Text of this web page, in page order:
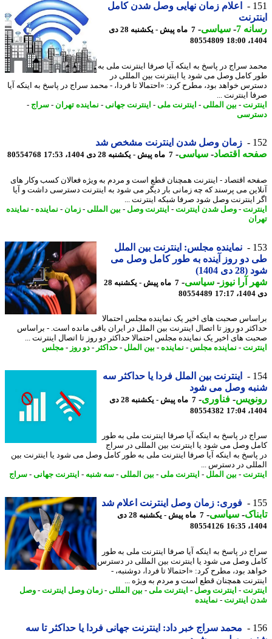
اعلام زمان نهایی وصل شدن کامل
7
-سیاسی-
7 ماه پیش - یکشنبه 28 دی
80554809
سراج در پاسخ به اینکه آیا صرفا اینترنت ملی به
کامل وصل می شود یا اینترنت بین المللی در
خواهد بود، مطرح کرد: «احتمالا تا فردا، - محمد سراج در پاسخ به اینکه آیا
اینترنت ...
-بین المللی-اینترنت ملی -اینترنت جهانی-نماینده تهران- سراج-
زمان وصل شدن اینترنت مشخص شد
اقتصاد-سیاسی-7 ماه پیش - یکشنبه 28 دی 1404، 17:53 80554768
اقتصاد - اینترنت همچنان قطع است و مردم به ویژه فعالان کسب وکار های
می پرسند که چه زمانی بار دیگر می شود به اینترنت دسترسی داشت و آیا
اینترنت وصل شود صرفا شبکه اینترنت ...
-وصل شدن اینترنت-اینترنت وصل-بین المللی-زمان -نماینده-نماینده
نماینده مجلس: اینترنت بین الملل
دو روز آینده به طور کامل وصل می
1404)
آرا نیوز-سیاسی-
7 ماه پیش - یکشنبه 28
80554489
صحبت های اخیر یک نماینده مجلس احتمالا
دو روز تا اتصال اینترنت بین الملل در ایران باقی مانده است. - براساس
های اخیر یک نماینده مجلس احتمالا حداکثر دو روز تا اتصال اینترنت ...
-نماینده مجلس-نماینده-بین الملل-حداکثر-دو روز- مجلس
اینترنت بین الملل فردا یا حداکثر سه
وصل می شود
-فناوری-
7 ماه پیش - یکشنبه 28 دی
80554382
در پاسخ به اینکه آیا صرفا اینترنت ملی به طور
وصل می شود یا اینترنت بین المللی در سراج
به اینکه آیا صرفا اینترنت ملی به طور کامل وصل می شود یا اینترنت بین
در دسترس ...
-بین الملل-اینترنت ملی -بین المللی-سه شنبه-اینترنت جهانی-سراج
فوری: زمان وصل اینترنت اعلام شد
-سیاسی-
7 ماه پیش - یکشنبه 28 دی
80554126
در پاسخ به اینکه آیا صرفا اینترنت ملی به طور
وصل می شود یا اینترنت بین المللی در دسترس
بود، مطرح کرد: «احتمالا تا فردا، دوشنبه، -
همچنان قطع است و مردم به ویژه ...
-اینترنت وصل-اینترنت ملی -بین المللی-زمان وصل اینترنت-وصل
اینترنت-نماینده
محمد سراج خبر داد: اینترنت جهانی فردا یا حداکثر تا سه